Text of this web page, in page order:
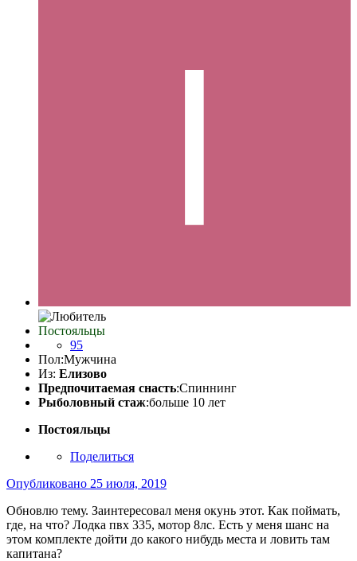
Постояльцы
95
Пол:Мужчина
Из: Елизово
Предпочитаемая снасть:Спиннинг
Рыболовный стаж:больше 10 лет
Постояльцы
Поделиться
Опубликовано 25 июля, 2019
Обновлю тему. Заинтересовал меня окунь этот. Как поймать,
где, на что? Лодка пвх 335, мотор 8лс. Есть у меня шанс на
этом комплекте дойти до какого нибудь места и ловить там
капитана?